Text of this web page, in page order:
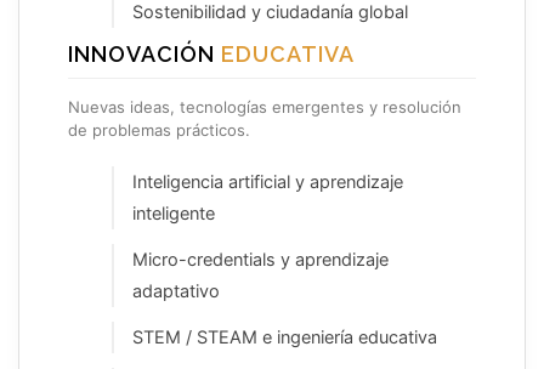
Sostenibilidad y ciudadanía global
INNOVACIÓN EDUCATIVA
Nuevas ideas, tecnologías emergentes y resolución
de problemas prácticos.
Inteligencia artificial y aprendizaje
inteligente
Micro-credentials y aprendizaje
adaptativo
STEM / STEAM e ingeniería educativa